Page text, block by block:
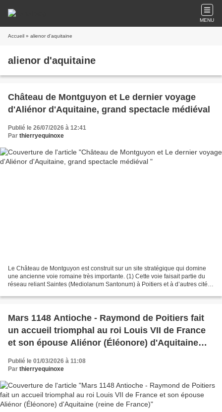
MENU
Accueil » alienor d'aquitaine
alienor d'aquitaine
Château de Montguyon et Le dernier voyage
d'Aliénor d'Aquitaine, grand spectacle médiéval
Publié le 26/07/2026 à 12:41
Par thierryequinoxe
Le Château de Montguyon est construit sur un site stratégique qui domine
une ancienne voie romaine très importante. (1) Cette voie faisait partie du
réseau reliant Saintes (Mediolanum Santonum) à Poitiers et à d’autres cités
Mars 1148 Antioche - Raymond de Poitiers fait
un accueil triomphal au roi Louis VII de France
et son épouse Aliénor (Éléonore) d'Aquitaine
Publié le 01/03/2026 à 11:08
Par thierryequinoxe